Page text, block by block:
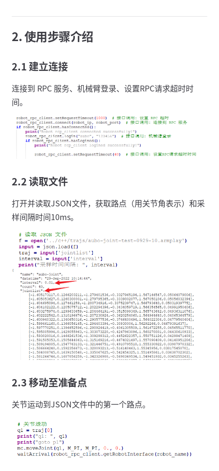
2. 使用步骤介绍
2.1 建立连接
连接到 RPC 服务、机械臂登录、设置RPC请求超时时
间。
2.2 读取文件
打开并读取JSON文件，获取路点（用关节角表示）和采
样间隔时间10ms。
2.3 移动至准备点
关节运动到JSON文件中的第一个路点。